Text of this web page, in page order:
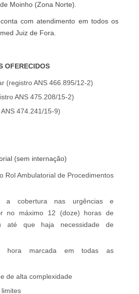
Moinho (Zona Norte).
com atendimento em todos os
Juiz de Fora.
OFERECIDOS
(registro ANS 466.895/12-2)
ANS 475.208/15-2)
474.241/15-9)
(sem internação)
Rol Ambulatorial de Procedimentos
a cobertura nas urgências e
no máximo 12 (doze) horas de
até que haja necessidade de
hora marcada em todas as
de alta complexidade